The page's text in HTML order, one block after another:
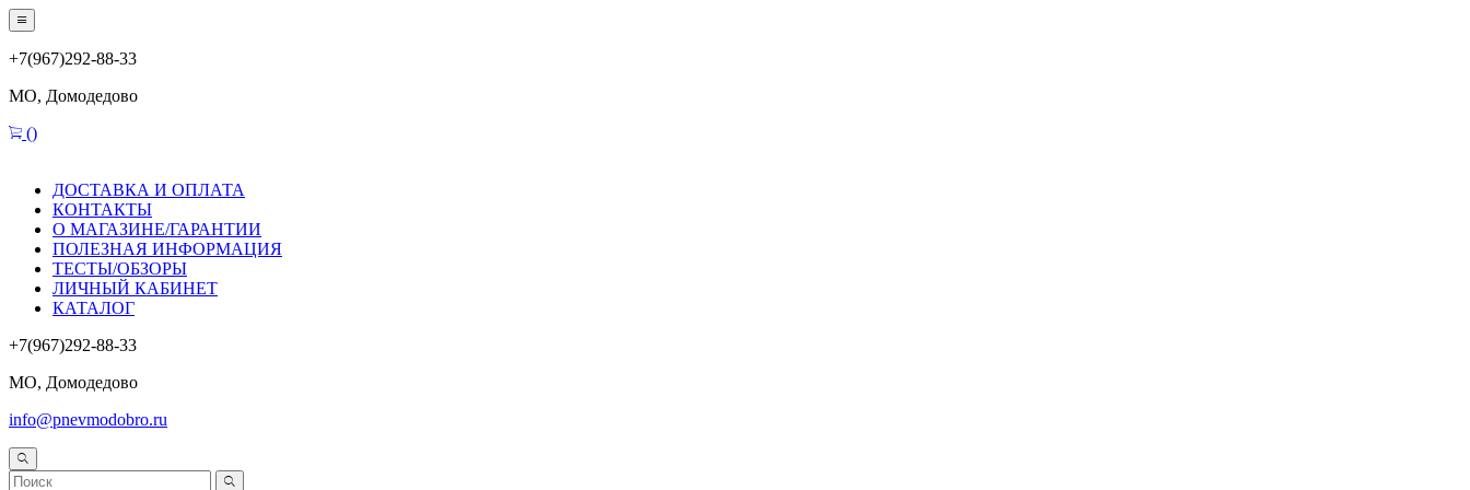
+7(967)292-88-33
МО, Домодедово
()
ДОСТАВКА И ОПЛАТА
КОНТАКТЫ
О МАГАЗИНЕ/ГАРАНТИИ
ПОЛЕЗНАЯ ИНФОРМАЦИЯ
ТЕСТЫ/ОБЗОРЫ
ЛИЧНЫЙ КАБИНЕТ
КАТАЛОГ
+7(967)292-88-33
МО, Домодедово
info@pnevmodobro.ru